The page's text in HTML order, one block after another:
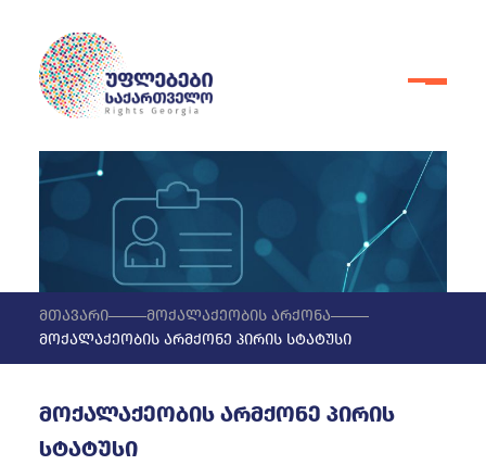
მთავარი
მოქალაქეობის არქონა
მოქალაქეობის არმქონე პირის სტატუსი
მოქალაქეობის არმქონე პირის
სტატუსი